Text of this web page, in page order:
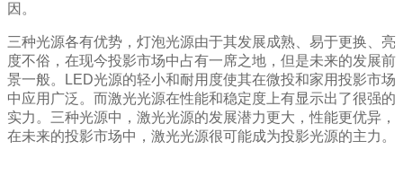
因。
三种光源各有优势，灯泡光源由于其发展成熟、易于更换、亮
度不俗，在现今投影市场中占有一席之地，但是未来的发展前
景一般。LED光源的轻小和耐用度使其在微投和家用投影市场
中应用广泛。而激光光源在性能和稳定度上有显示出了很强的
实力。三种光源中，激光光源的发展潜力更大，性能更优异，
在未来的投影市场中，激光光源很可能成为投影光源的主力。